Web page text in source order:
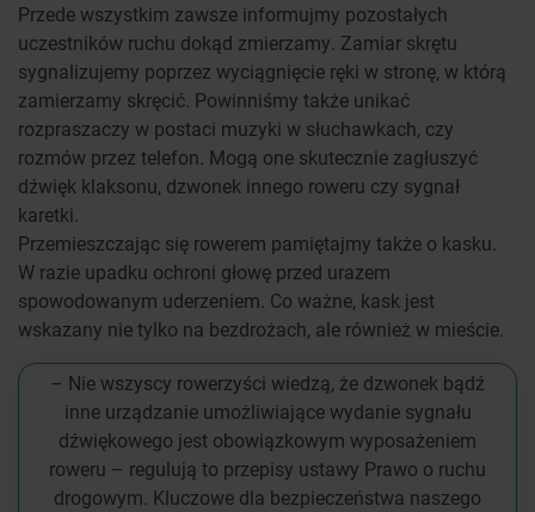
Przede wszystkim zawsze informujmy pozostałych
uczestników ruchu dokąd zmierzamy. Zamiar skrętu
sygnalizujemy poprzez wyciągnięcie ręki w stronę, w którą
zamierzamy skręcić. Powinniśmy także unikać
rozpraszaczy w postaci muzyki w słuchawkach, czy
rozmów przez telefon. Mogą one skutecznie zagłuszyć
dźwięk klaksonu, dzwonek innego roweru czy sygnał
karetki.
Przemieszczając się rowerem pamiętajmy także o kasku.
W razie upadku ochroni głowę przed urazem
spowodowanym uderzeniem. Co ważne, kask jest
wskazany nie tylko na bezdrożach, ale również w mieście.
– Nie wszyscy rowerzyści wiedzą, że dzwonek bądź
inne urządzanie umożliwiające wydanie sygnału
dźwiękowego jest obowiązkowym wyposażeniem
roweru – regulują to przepisy ustawy Prawo o ruchu
drogowym. Kluczowe dla bezpieczeństwa naszego